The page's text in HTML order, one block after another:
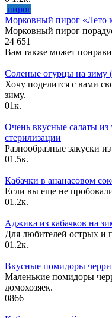
пирог
Морковный пирог «Лето
Морковный пирог
24 651
Вам также может
Соленые огурцы на зиму
Хочу поделится с вами
зиму.
01к.
Очень вкусные салаты из
стерилизации
Разнообразные закуски
01.5к.
Кабачки в ананасовом
Если вы еще не
01.2к.
Аджика из кабачков на
Для любителей острых и
01.2к.
Вкусные помидоры
Маленькие помидоры
домохозяек.
0866